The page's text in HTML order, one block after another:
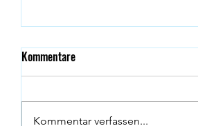
Kommentare
Kommentar verfassen...